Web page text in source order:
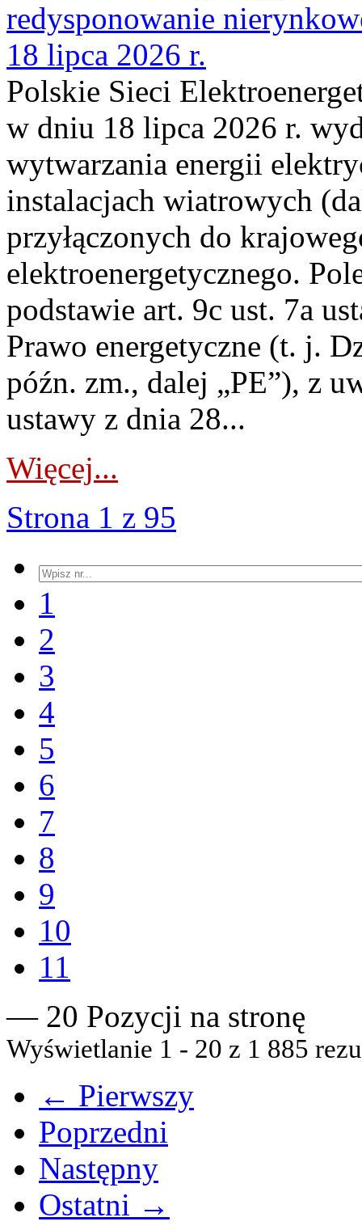
redysponowanie
18 lipca 2026 r.
Polskie Sieci
w dniu 18 lipca 2026 r.
wytwarzania energii
instalacjach wiatrowych
przyłączonych do
elektroenergetycznego.
podstawie art. 9c ust. 7a
Prawo energetyczne (t. j.
późn. zm., dalej „PE”), z
ustawy z dnia 28...
Więcej...
Strona 1 z 95
1
2
3
4
5
6
7
8
9
10
11
— 20 Pozycji na stronę
Wyświetlanie 1 - 20 z 1 885
← Pierwszy
Poprzedni
Następny
Ostatni →